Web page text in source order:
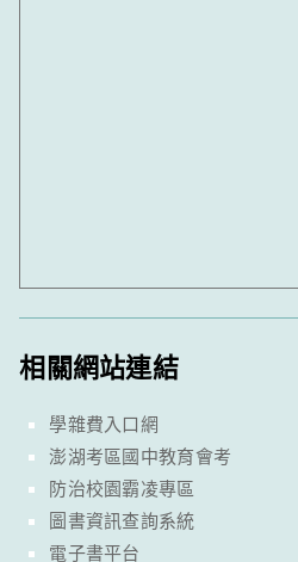
相關網站連結
學雜費入口網
澎湖考區國中教育會考
防治校園霸凌專區
圖書資訊查詢系統
電子書平台